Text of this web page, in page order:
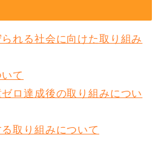
れる社会に向けた取り組み
て
ゼロ達成後の取り組みについ
取り組みについて